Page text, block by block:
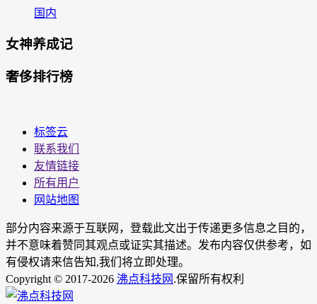
国内
女神养成记
奢侈排行榜
标签云
联系我们
友情链接
所有用户
网站地图
部分内容来源于互联网，登载此文出于传递更多信息之目的，
并不意味着赞同其观点或证实其描述。发布内容仅供参考，如
有侵权请来信告知,我们将立即处理。
Copyright © 2017-2026 沸点科技网 .保留所有权利